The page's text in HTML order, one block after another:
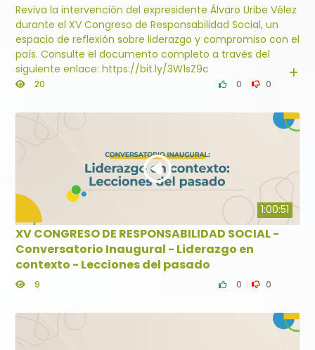
Reviva la intervención del expresidente Álvaro Uribe Vélez
durante el XV Congreso de Responsabilidad Social, un
espacio de reflexión sobre liderazgo y compromiso con el
país. Consulte el documento completo a través del
siguiente enlace: https://bit.ly/3W1sZ9c
20 0 0
1:00:51
XV CONGRESO DE RESPONSABILIDAD SOCIAL -
Conversatorio Inaugural - Liderazgo en
contexto - Lecciones del pasado
9 0 0